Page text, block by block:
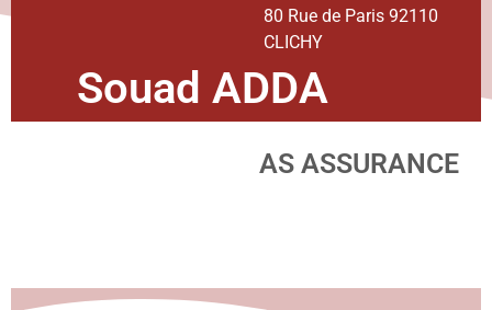
80 Rue de Paris 92110
CLICHY
Souad ADDA
AS ASSURANCE